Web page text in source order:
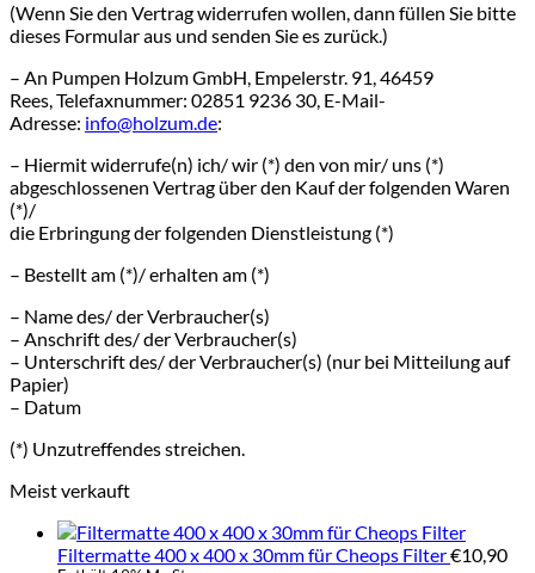
(Wenn Sie den Vertrag widerrufen wollen, dann füllen Sie bitte
dieses Formular aus und senden Sie es zurück.)
– An Pumpen Holzum GmbH, Empelerstr. 91, 46459
Rees, Telefaxnummer: 02851 9236 30, E-Mail-
Adresse: info@holzum.de:
– Hiermit widerrufe(n) ich/ wir (*) den von mir/ uns (*)
abgeschlossenen Vertrag über den Kauf der folgenden Waren
(*)/
die Erbringung der folgenden Dienstleistung (*)
– Bestellt am (*)/ erhalten am (*)
– Name des/ der Verbraucher(s)
– Anschrift des/ der Verbraucher(s)
– Unterschrift des/ der Verbraucher(s) (nur bei Mitteilung auf
Papier)
– Datum
(*) Unzutreffendes streichen.
Meist verkauft
Filtermatte 400 x 400 x 30mm für Cheops Filter€10,90